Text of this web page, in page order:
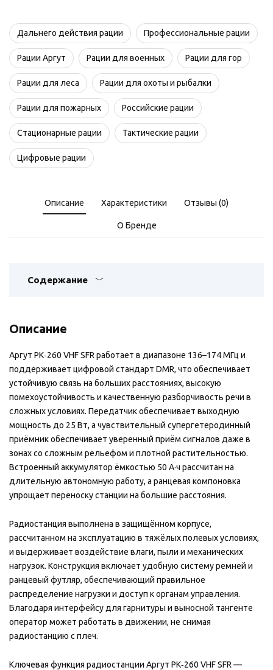
Дальнего действия рации Профессиональные рации
Рации Аргут Рации для военных Рации для гор
Рации для леса Рации для охоты и рыбалки
Рации для пожарных Российские рации
Стационарные рации Тактические рации
Цифровые рации
Описание Характеристики Отзывы (0)
О Бренде
Содержание
Описание
Аргут РК‑260 VHF SFR работает в диапазоне 136–174 МГц и
поддерживает цифровой стандарт DMR, что обеспечивает
устойчивую связь на больших расстояниях, высокую
помехоустойчивость и качественную разборчивость речи в
сложных условиях. Передатчик обеспечивает выходную
мощность до 25 Вт, а чувствительный супергетеродинный
приёмник обеспечивает уверенный приём сигналов даже в
зонах со сложным рельефом и плотной растительностью.
Встроенный аккумулятор ёмкостью 50 А·ч рассчитан на
длительную автономную работу, а ранцевая компоновка
упрощает переноску станции на большие расстояния.
Радиостанция выполнена в защищённом корпусе,
рассчитанном на эксплуатацию в тяжёлых полевых условиях,
и выдерживает воздействие влаги, пыли и механических
нагрузок. Конструкция включает удобную систему ремней и
ранцевый футляр, обеспечивающий правильное
распределение нагрузки и доступ к органам управления.
Благодаря интерфейсу для гарнитуры и выносной тангенте
оператор может работать в движении, не снимая
радиостанцию с плеч.
Ключевая функция радиостанции Аргут РК‑260 VHF SFR —